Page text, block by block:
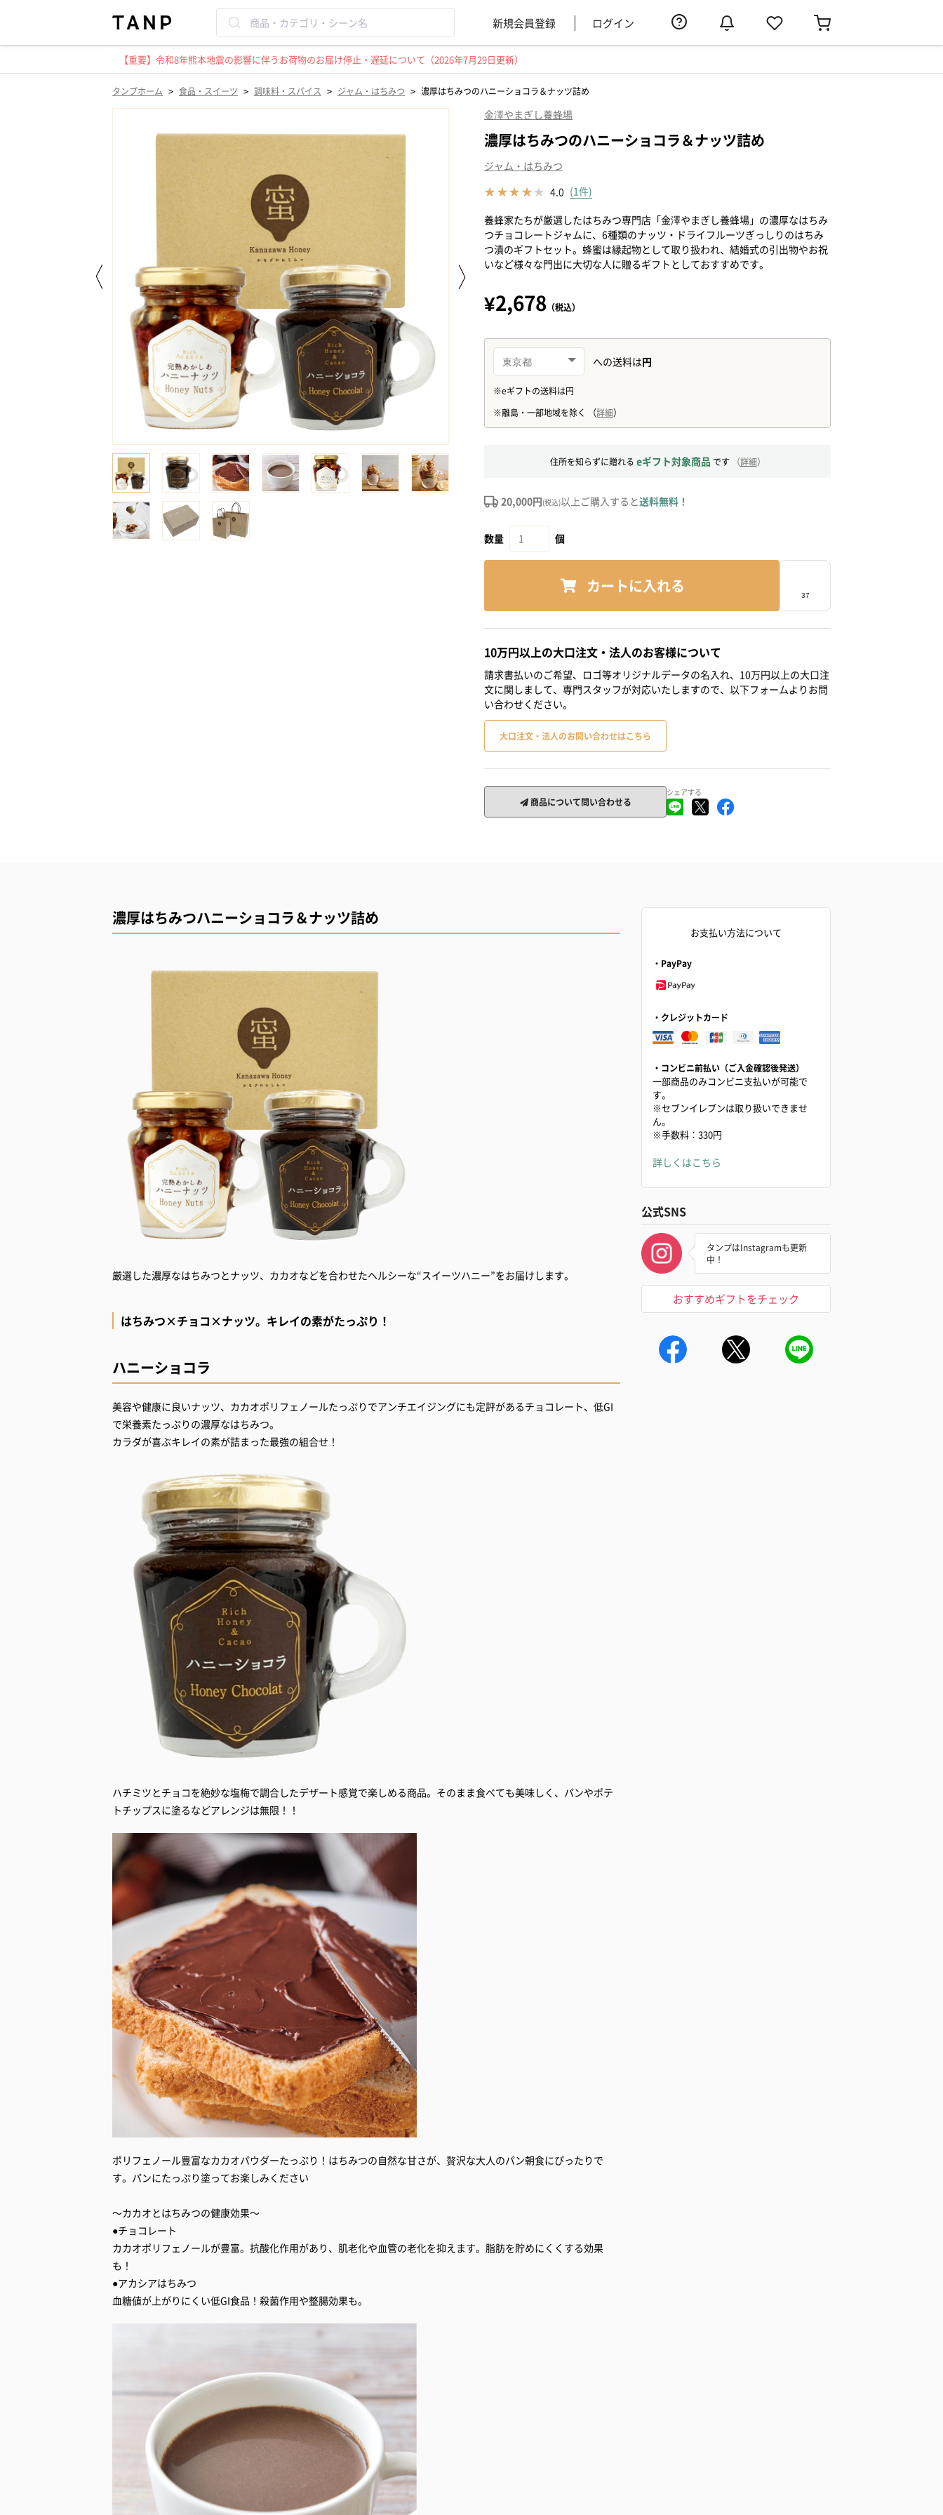
新規会員登録 ログイン
【重要】令和8年熊本地震の影響に伴うお荷物のお届け停止・遅延について（2026年7月29日更新）
タンプホーム > 食品・スイーツ > 調味料・スパイス > ジャム・はちみつ > 濃厚はちみつのハニーショコラ＆ナッツ詰め
金澤やまぎし養蜂場
濃厚はちみつのハニーショコラ＆ナッツ詰め
ジャム・はちみつ
4.0 (1件)
養蜂家たちが厳選したはちみつ専門店「金澤やまぎし養蜂場」の濃厚なはちみ
つチョコレートジャムに、6種類のナッツ・ドライフルーツぎっしりのはちみ
つ漬のギフトセット。蜂蜜は縁起物として取り扱われ、結婚式の引出物やお祝
いなど様々な門出に大切な人に贈るギフトとしておすすめです。
¥2,678 （税込）
住所を知らずに贈れる eギフト対象商品 です （詳細）
20,000円(税込)以上ご購入すると送料無料！
数量 個
カートに入れる
10万円以上の大口注文・法人のお客様について
請求書払いのご希望、ロゴ等オリジナルデータの名入れ、10万円以上の大口注
文に関しまして、専門スタッフが対応いたしますので、以下フォームよりお問
い合わせください。
大口注文・法人のお問い合わせはこちら
商品について問い合わせる
シェアする
濃厚はちみつハニーショコラ＆ナッツ詰め
厳選した濃厚なはちみつとナッツ、カカオなどを合わせたヘルシーな“スイーツハニー”をお届けします。
はちみつ×チョコ×ナッツ。キレイの素がたっぷり！
ハニーショコラ
美容や健康に良いナッツ、カカオポリフェノールたっぷりでアンチエイジングにも定評があるチョコレート、低GI
で栄養素たっぷりの濃厚なはちみつ。
カラダが喜ぶキレイの素が詰まった最強の組合せ！
ハチミツとチョコを絶妙な塩梅で調合したデザート感覚で楽しめる商品。そのまま食べても美味しく、パンやポテ
トチップスに塗るなどアレンジは無限！！
ポリフェノール豊富なカカオパウダーたっぷり！はちみつの自然な甘さが、贅沢な大人のパン朝食にぴったりで
す。パンにたっぷり塗ってお楽しみください
～カカオとはちみつの健康効果～
●チョコレート
カカオポリフェノールが豊富。抗酸化作用があり、肌老化や血管の老化を抑えます。脂肪を貯めにくくする効果
も！
●アカシアはちみつ
血糖値が上がりにくい低GI食品！殺菌作用や整腸効果も。
お支払い方法について
・PayPay
・クレジットカード
・コンビニ前払い（ご入金確認後発送）
一部商品のみコンビニ支払いが可能で
す。
※セブンイレブンは取り扱いできませ
ん。
※手数料：330円
詳しくはこちら
公式SNS
タンプはInstagramも更新
中！
おすすめギフトをチェック